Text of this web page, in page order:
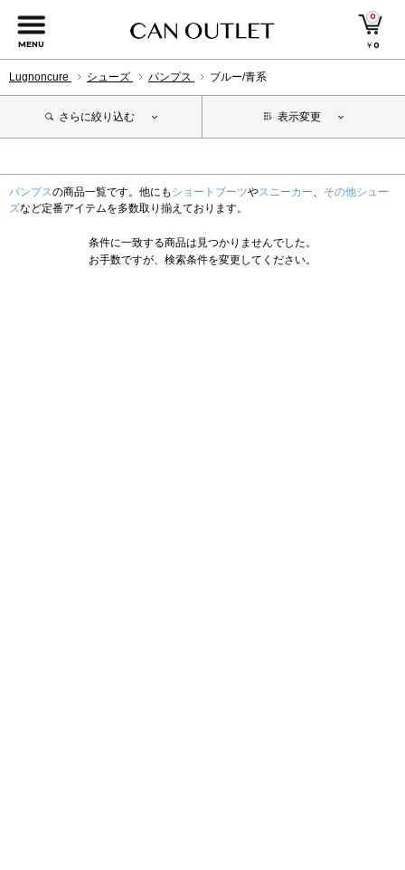
MENU
0
￥0
Lugnoncure シューズ パンプス ブルー/青系
さらに絞り込む 表示変更
パンプスの商品一覧です。他にも ショートブーツやスニーカー、 その他シュー
ズなど定番アイテムを多数取り揃えております。
条件に一致する商品は見つかりませんでした。
お手数ですが、検索条件を変更してください。